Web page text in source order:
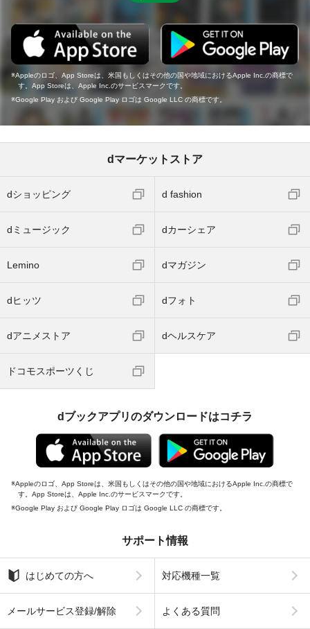
Appleのロゴ、App Storeは、米国もしくはその他の国や地域におけるApple Inc.の商標で
す。App Storeは、Apple Inc.のサービスマークです。
Google Play および Google Play ロゴは Google LLC の商標です。
dマーケットストア
dショッピング d fashion
dミュージック dカーシェア
Lemino dマガジン
dヒッツ dフォト
dアニメストア dヘルスケア
ドコモスポーツくじ
dブックアプリのダウンロードはコチラ
Appleのロゴ、App Storeは、米国もしくはその他の国や地域におけるApple Inc.の商標で
す。App Storeは、Apple Inc.のサービスマークです。
Google Play および Google Play ロゴは Google LLC の商標です。
サポート情報
はじめての方へ 対応機種一覧
メールサービス登録/解除 よくある質問